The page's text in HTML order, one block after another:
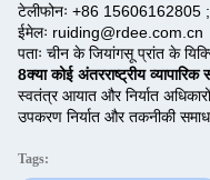
टेलीफोनः +86
ईमेलः ruiding@rdee.com.cn
पताः चीन के जियांगसू प्रांत के
8क्या कोई अंतरराष्ट्रीय व्यापारिक
स्वतंत्र आयात और निर्यात
उपकरण निर्यात और तकनीकी
Tags: